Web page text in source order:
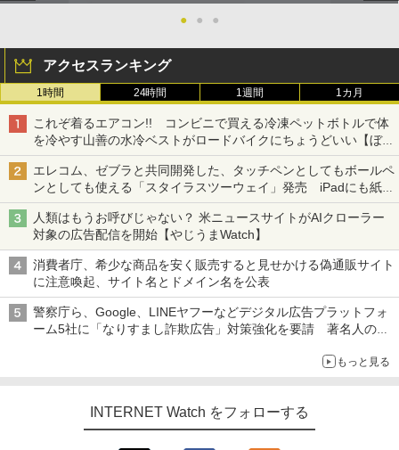
● ● ●
アクセスランキング
1時間 24時間 1週間 1カ月
これぞ着るエアコン!! コンビニで買える冷凍ペットボトルで体
を冷やす山善の水冷ベストがロードバイクにちょうどいい【ぼっ
ち・ざ・ろーど！その14】【空いた時間でなにしてる？】
エレコム、ゼブラと共同開発した、タッチペンとしてもボールペ
ンとしても使える「スタイラスツーウェイ」発売 iPadにも紙に
も、持ち替えずに書き込める
人類はもうお呼びじゃない？ 米ニュースサイトがAIクローラー
対象の広告配信を開始【やじうまWatch】
消費者庁、希少な商品を安く販売すると見せかける偽通販サイト
に注意喚起、サイト名とドメイン名を公表
警察庁ら、Google、LINEヤフーなどデジタル広告プラットフォ
ーム5社に「なりすまし詐欺広告」対策強化を要請 著名人の写
もっと見る
INTERNET Watch をフォローする